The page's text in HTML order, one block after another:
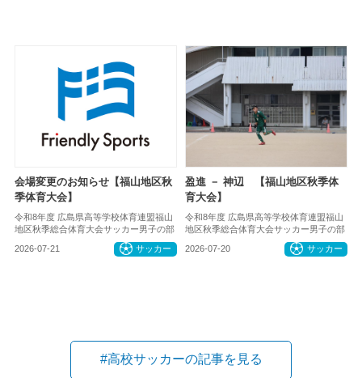
会場変更のお知らせ【福山地区秋
季体育大会】
令和8年度 広島県高等学校体育連盟福山
地区秋季総合体育大会サッカー男子の部
2026-07-21 サッカー
盈進 － 神辺 【福山地区秋季体
育大会】
令和8年度 広島県高等学校体育連盟福山
地区秋季総合体育大会サッカー男子の部
2026-07-20 サッカー
#高校サッカーの記事を見る